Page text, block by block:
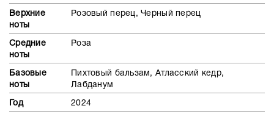
Верхние
ноты
Розовый перец, Черный перец
Средние
ноты
Роза
Базовые
ноты
Пихтовый бальзам, Атласский кедр,
Лабданум
Год 2024